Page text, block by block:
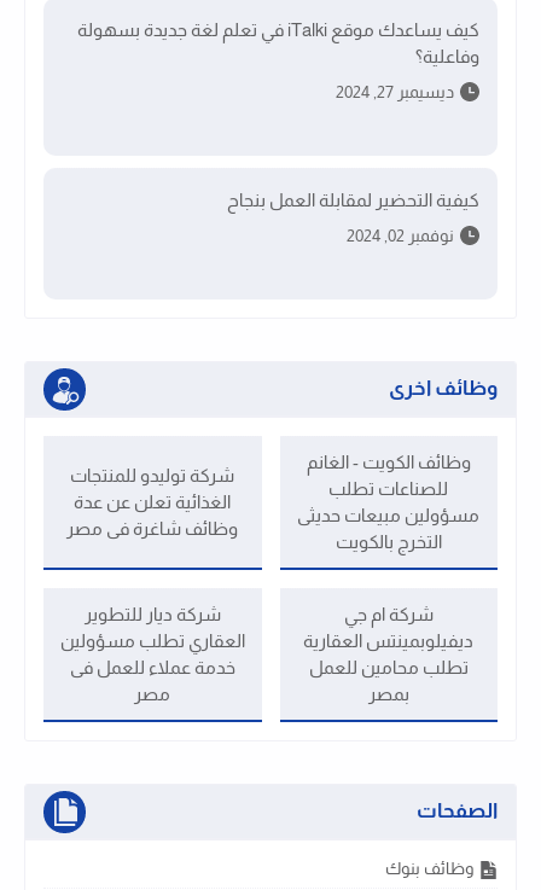
كيف يساعدك موقع iTalki في تعلم لغة جديدة بسهولة
وفاعلية؟
ديسيمبر 27, 2024
كيفية التحضير لمقابلة العمل بنجاح
نوفمبر 02, 2024
وظائف اخرى
وظائف الكويت - الغانم
للصناعات تطلب
مسؤولين مبيعات حديثى
التخرج بالكويت
شركة توليدو للمنتجات
الغذائية تعلن عن عدة
وظائف شاغرة فى مصر
شركة ام جي
ديفيلوبمينتس العقارية
تطلب محامين للعمل
بمصر
شركة ديار للتطوير
العقاري تطلب مسؤولين
خدمة عملاء للعمل فى
مصر
الصفحات
وظائف بنوك